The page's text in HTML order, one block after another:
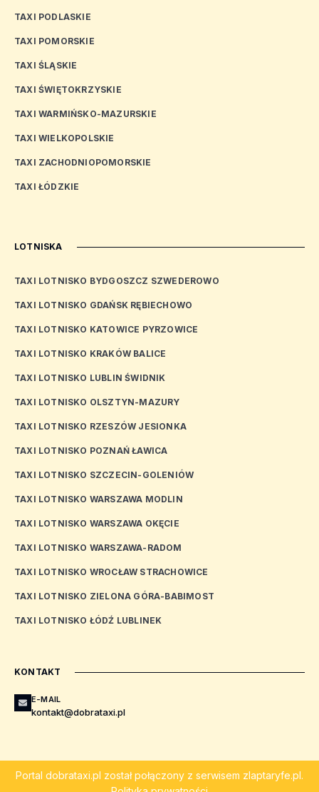
TAXI PODLASKIE
TAXI POMORSKIE
TAXI ŚLĄSKIE
TAXI ŚWIĘTOKRZYSKIE
TAXI WARMIŃSKO-MAZURSKIE
TAXI WIELKOPOLSKIE
TAXI ZACHODNIOPOMORSKIE
TAXI ŁÓDZKIE
LOTNISKA
TAXI LOTNISKO BYDGOSZCZ SZWEDEROWO
TAXI LOTNISKO GDAŃSK RĘBIECHOWO
TAXI LOTNISKO KATOWICE PYRZOWICE
TAXI LOTNISKO KRAKÓW BALICE
TAXI LOTNISKO LUBLIN ŚWIDNIK
TAXI LOTNISKO OLSZTYN-MAZURY
TAXI LOTNISKO RZESZÓW JESIONKA
TAXI LOTNISKO POZNAŃ ŁAWICA
TAXI LOTNISKO SZCZECIN-GOLENIÓW
TAXI LOTNISKO WARSZAWA MODLIN
TAXI LOTNISKO WARSZAWA OKĘCIE
TAXI LOTNISKO WARSZAWA-RADOM
TAXI LOTNISKO WROCŁAW STRACHOWICE
TAXI LOTNISKO ZIELONA GÓRA-BABIMOST
TAXI LOTNISKO ŁÓDŹ LUBLINEK
KONTAKT
E-MAIL
kontakt@dobrataxi.pl
Portal dobrataxi.pl został połączony z serwisem zlaptaryfe.pl.